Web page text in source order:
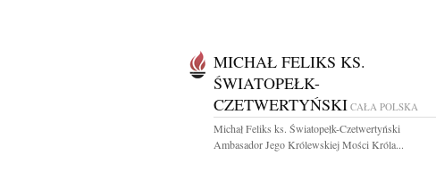
MICHAŁ FELIKS KS.
ŚWIATOPEŁK-
CZETWERTYŃSKI CAŁA POLSKA
Michał Feliks ks. Światopełk-Czetwertyński
Ambasador Jego Królewskiej Mości Króla...